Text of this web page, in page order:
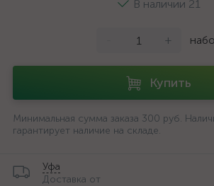
В наличии 21
+
Купить
Минимальная сумма заказа 300 руб.
гарантирует наличие на складе.
Уфа
Доставка от